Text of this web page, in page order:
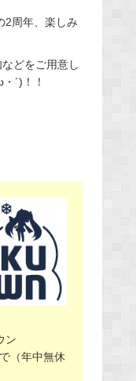
2周年、楽しみ
どをご用意し
´)！！
ン
（年中無休